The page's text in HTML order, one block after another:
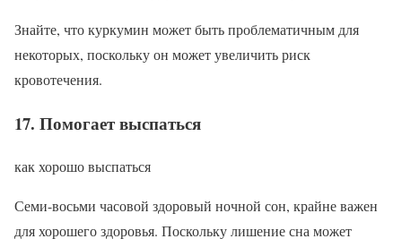
Знайте, что куркумин может быть проблематичным для
некоторых, поскольку он может увеличить риск
кровотечения.
17. Помогает выспаться
как хорошо выспаться
Семи-восьми часовой здоровый ночной сон, крайне важен
для хорошего здоровья. Поскольку лишение сна может